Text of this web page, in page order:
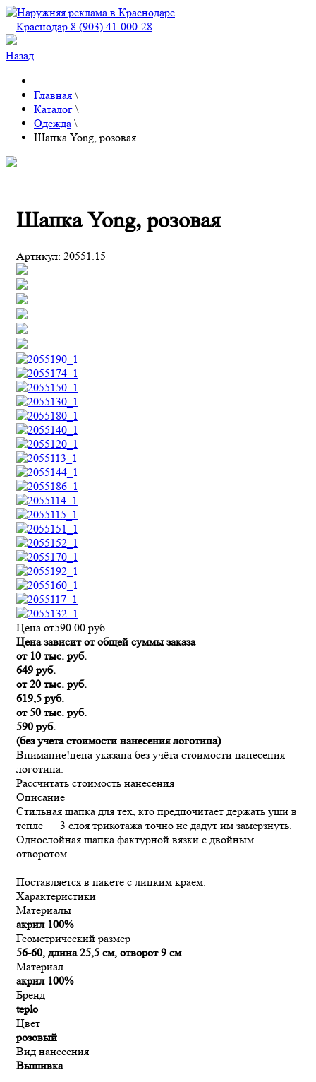
Краснодар 8 (903) 41-000-28
Назад
Главная \
Каталог \
Одежда \
Шапка Yong, розовая
Шапка Yong, розовая
Артикул: 20551.15
Цена от590.00 руб
Цена зависит от общей суммы заказа
от 10 тыс. руб.
649 руб.
от 20 тыс. руб.
619,5 руб.
от 50 тыс. руб.
590 руб.
(без учета стоимости нанесения логотипа)
Внимание!цена указана без учёта стоимости нанесения
логотипа.
Рассчитать стоимость нанесения
Описание
Стильная шапка для тех, кто предпочитает держать уши в
тепле — 3 слоя трикотажа точно не дадут им замерзнуть.
Однослойная шапка фактурной вязки с двойным
отворотом.
Поставляется в пакете с липким краем.
Характеристики
Материалы
акрил 100%
Геометрический размер
56-60, длина 25,5 см, отворот 9 см
Материал
акрил 100%
Бренд
teplo
Цвет
розовый
Вид нанесения
Вышивка